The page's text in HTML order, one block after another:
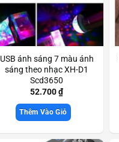
USB ánh sáng 7 màu ánh
sáng theo nhạc XH-D1
Scd3650
52.700₫
Thêm Vào Giỏ